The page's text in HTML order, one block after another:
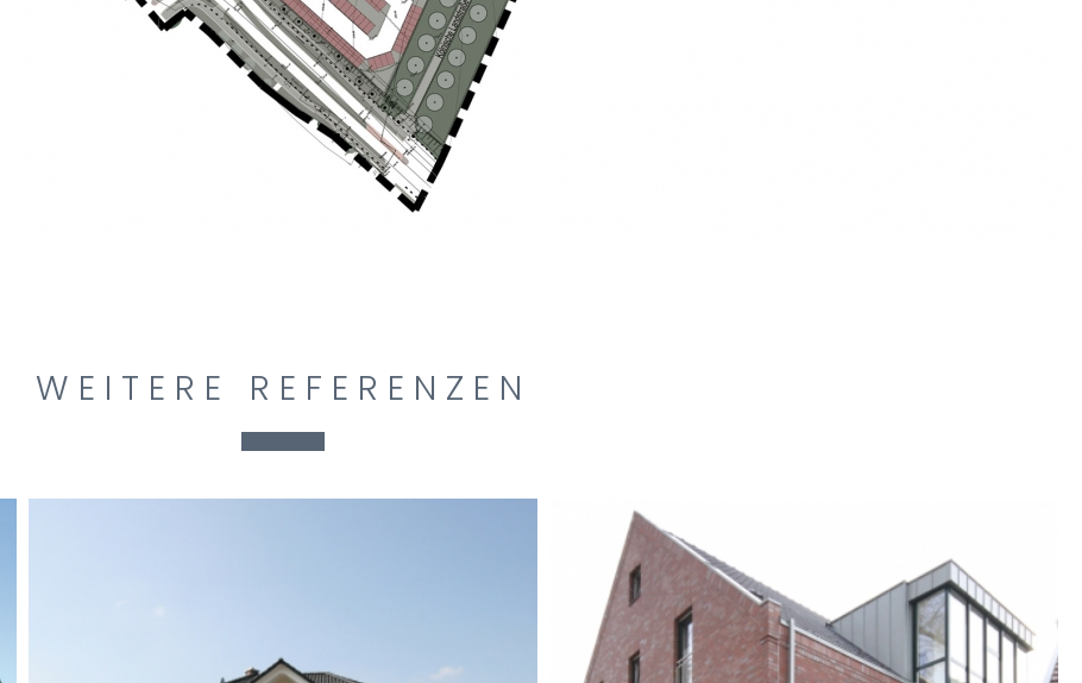
WEITERE REFERENZEN
WOHN- UND